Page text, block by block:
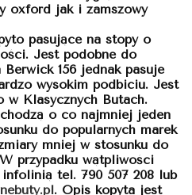
oxford jak i zamszowy
pasujące na stopy o
Jest podobne do
156 jednak pasuje
wysokim podbiciu. Jest
w Klasycznych Butach.
o co najmniej jeden
do popularnych marek
mniej w stosunku do
przypadku wątpliwości
tel. 790 507 208 lub
. Opis kopyta jest